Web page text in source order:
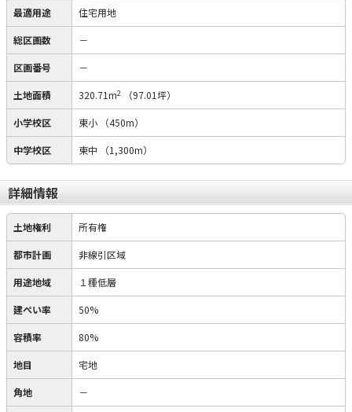
最適用途 住宅用地
総区画数 －
区画番号 －
土地面積 320.71m2 （97.01坪）
小学校区 東小 （450m）
中学校区 東中 （1,300m）
詳細情報
土地権利 所有権
都市計画 非線引区域
用途地域 １種低層
建ぺい率 50%
容積率 80%
地目 宅地
角地 －